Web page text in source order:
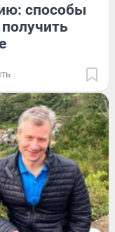
способы